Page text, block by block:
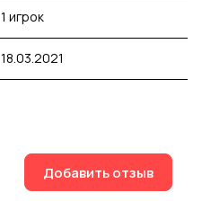
1 игрок
18.03.2021
Добавить отзыв